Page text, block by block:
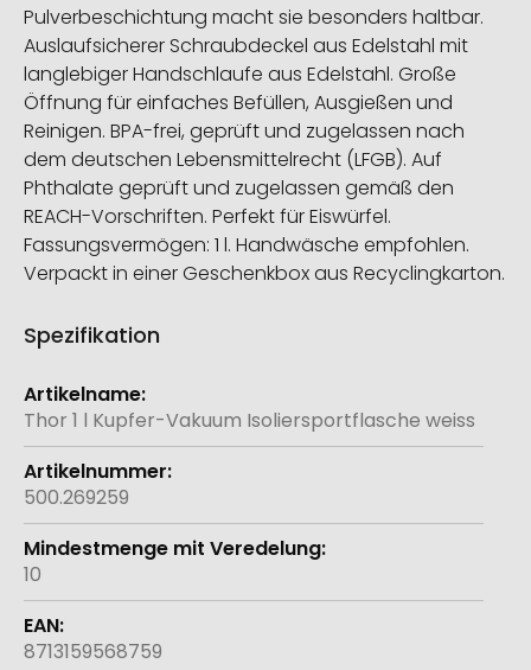
Pulverbeschichtung macht sie besonders haltbar.
Auslaufsicherer Schraubdeckel aus Edelstahl mit
langlebiger Handschlaufe aus Edelstahl. Große
Öffnung für einfaches Befüllen, Ausgießen und
Reinigen. BPA-frei, geprüft und zugelassen nach
dem deutschen Lebensmittelrecht (LFGB). Auf
Phthalate geprüft und zugelassen gemäß den
REACH-Vorschriften. Perfekt für Eiswürfel.
Fassungsvermögen: 1 l. Handwäsche empfohlen.
Verpackt in einer Geschenkbox aus Recyclingkarton.
Spezifikation
Weitere
Informationen
Thor 1 l Kupfer-Vakuum Isoliersportflasche weiss
500.269259
10
8713159568759